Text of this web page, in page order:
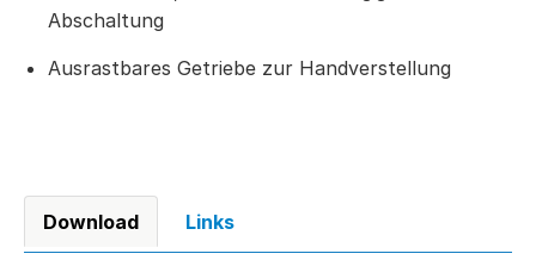
Abschaltung
Ausrastbares Getriebe zur Handverstellung
Download Links